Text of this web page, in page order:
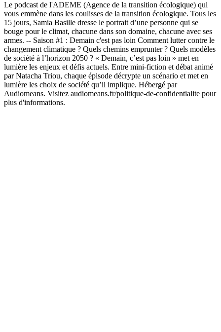
Le podcast de l'ADEME (Agence de la transition écologique) qui
vous emmène dans les coulisses de la transition écologique. Tous les
15 jours, Samia Basille dresse le portrait d’une personne qui se
bouge pour le climat, chacune dans son domaine, chacune avec ses
armes. -- Saison #1 : Demain c'est pas loin Comment lutter contre le
changement climatique ? Quels chemins emprunter ? Quels modèles
de société à l’horizon 2050 ? « Demain, c’est pas loin » met en
lumière les enjeux et défis actuels. Entre mini-fiction et débat animé
par Natacha Triou, chaque épisode décrypte un scénario et met en
lumière les choix de société qu’il implique. Hébergé par
Audiomeans. Visitez audiomeans.fr/politique-de-confidentialite pour
plus d'informations.